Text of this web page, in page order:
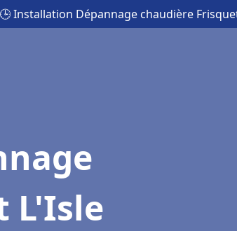
🕒 Installation Dépannage chaudière
L'Isle